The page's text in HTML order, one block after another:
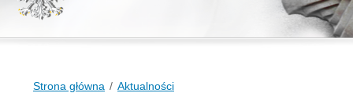
Strona główna Aktualności